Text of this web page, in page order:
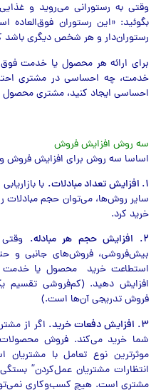
وقتی به رستورانی می‌روید و
بگوئید: «این رستوران
رستوران‌دار و هر شخص دیگری باشد
برای ارائه هر محصول یا خدمت
خدمت، چه احساسی در مشتری
احساسی ایجاد کنید، مشتری محصول
سه روش افزایش فروش
اساسا سه روش برای افزایش فروش
۱. افزایش تعداد مبادلات.
با
سایر روش‌ها، می‌توان حجم مبادلات
خرید کرد.
۲. افزایش حجم هر مبادله.
بیش‌فروشی، فروش‌های جانبی و
استطاعت خرید محصول یا خدمت
افزایش دهید. (کم‌فروشی تقسیم
فروش تدریجی آن‌ها است.)
۳. افزایش دفعات خرید.
اگر از
شما خرید می‌کند. فروش محصولات
موثرترین نوع تعامل با
انتظارات مشتریان عمل‌کردن”
مشتری است. هیچ کسب‌و‌کاری